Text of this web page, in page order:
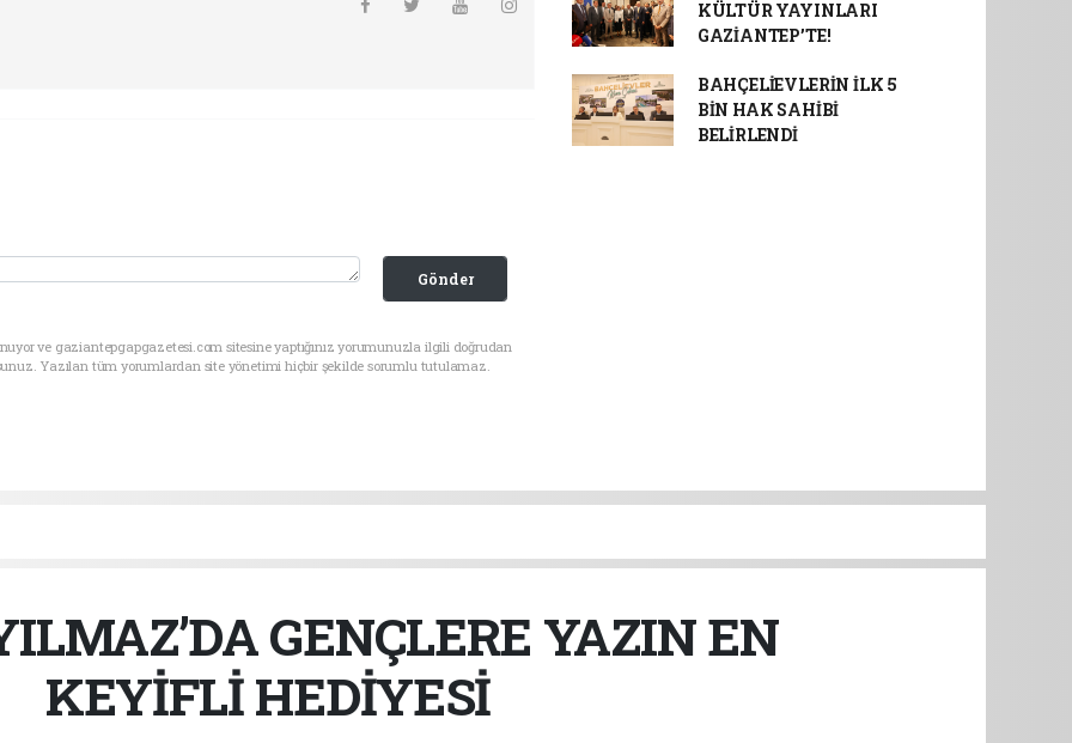
Gönder
ve gaziantepgapgazetesi.com sitesine yaptığınız yorumunuzla ilgili doğrudan
Yazılan tüm yorumlardan site yönetimi hiçbir şekilde sorumlu tutulamaz.
KÜLTÜR YAYINLARI
GAZİANTEP’TE!
BAHÇELİEVLERİN İLK 5
BİN HAK SAHİBİ
BELİRLENDİ
GENÇLERE YAZIN EN
KEYİFLİ HEDİYESİ